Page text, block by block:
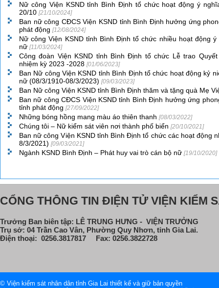
Nữ công Viện KSND tỉnh Bình Định tổ chức hoạt động ý
20/10 [21/10/2024]
Ban nữ công CĐCS Viện KSND tỉnh Bình Định hưởng ứng
phát động [12/08/2024]
Nữ công Viện KSND tỉnh Bình Định tổ chức nhiều hoạt động
nữ [11/03/2024]
Công đoàn Viện KSND tỉnh Bình Định tổ chức Lễ trao
nhiệm kỳ 2023 -2028 [01/06/2023]
Ban Nữ công Viện KSND tỉnh Bình Định tổ chức hoạt động kỷ
nữ (08/3/1910-08/3/2023) [09/03/2023]
Ban Nữ công Viện KSND tỉnh Bình Định thăm và tặng quà Mẹ
Ban nữ công CĐCS Viện KSND tỉnh Bình Định hưởng ứng
tỉnh phát động [27/09/2022]
Những bóng hồng mang màu áo thiên thanh [08/03/2022]
Chúng tôi – Nữ kiểm sát viên nơi thành phố biển [20/10/2021]
Ban nữ công Viện KSND tỉnh Bình Định tổ chức các hoạt động
8/3/2021) [09/03/2021]
Ngành KSND Bình Định – Phát huy vai trò cán bộ nữ [19/10/2020]
CỔNG THÔNG TIN ĐIỆN TỬ VIỆN KIỂM
Trưởng Ban biên tập: LÊ TRUNG HƯNG - VIỆN TRƯỞNG
Trụ sở: 04 Trần Cao Vân, Phường Quy Nhơn, tỉnh Gia Lai.
Điện thoại: 0256.3817817 Fax: 0256.3822728
© Viện kiểm sát nhân dân tỉnh Gia Lai thiết kế và giữ bản quyền